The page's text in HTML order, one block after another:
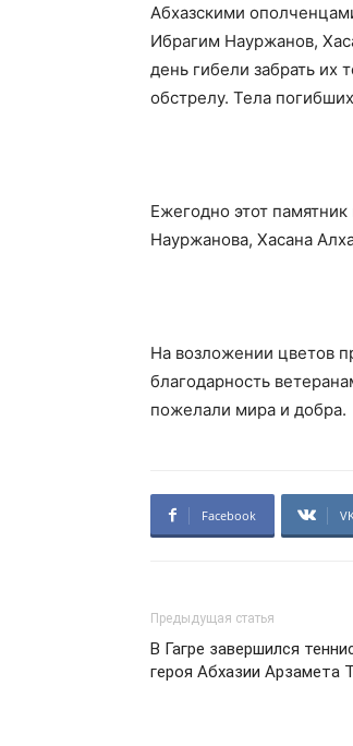
Абхазскими
Ибрагим Науржанов,
день гибели забрать их
обстрелу. Тела
Ежегодно этот
Науржанова, Хасана
На возложении цветов
благодарность
пожелали мира и добра.
Facebook
Предыдущая статья
В Гагре завершился
героя Абхазии Арзамета